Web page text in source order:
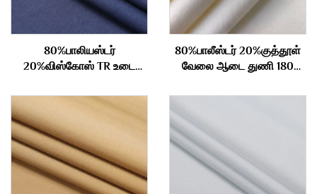
80%பாலியஸ்டர்
20%விஸ்கோஸ் TR உடை
80%பாலீஸ்டர் 20%குத்தூள்
வேலை ஆடை துணி 180